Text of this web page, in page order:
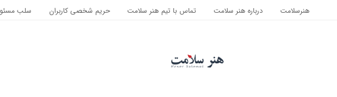
هنرسلامت درباره هنر سلامت تماس با تیم هنر سلامت حریم شخصی کاربران سلب